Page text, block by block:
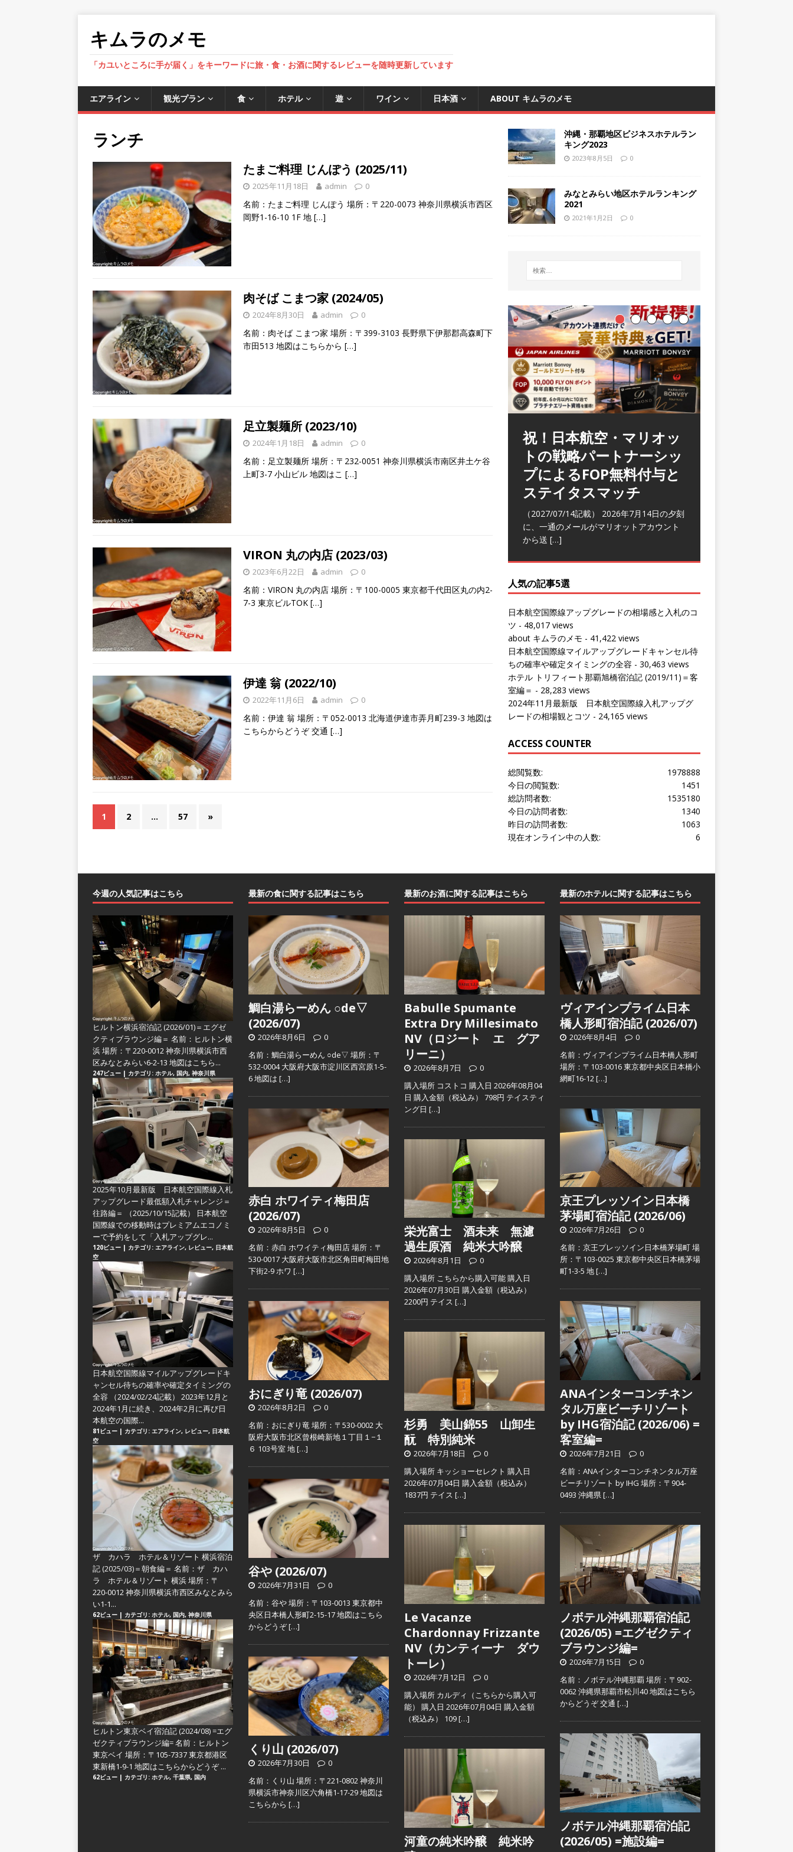
キムラのメモ
「カユいところに手が届く」をキーワードに旅・食・お酒に関するレビューを随時更新しています
エアライン 観光プラン 食 ホテル 遊 ワイン 日本酒 ABOUT キムラのメモ
ランチ
たまご料理 じんぽう (2025/11)
2025年11月18日 admin 0
名前：たまご料理 じんぽう 場所：〒220-0073 神奈川県横浜市西区
岡野1-16-10 1F 地 […]
肉そば こまつ家 (2024/05)
2024年8月30日 admin 0
名前：肉そば こまつ家 場所：〒399-3103 長野県下伊那郡高森町下
市田513 地図はこちらから […]
足立製麺所 (2023/10)
2024年1月18日 admin 0
名前：足立製麺所 場所：〒232-0051 神奈川県横浜市南区井土ケ谷
上町3-7 小山ビル 地図はこ […]
VIRON 丸の内店 (2023/03)
2023年6月22日 admin 0
名前：VIRON 丸の内店 場所：〒100-0005 東京都千代田区丸の内2-
7-3 東京ビルTOK […]
伊達 翁 (2022/10)
2022年11月6日 admin 0
名前：伊達 翁 場所：〒052-0013 北海道伊達市弄月町239-3 地図は
こちらからどうぞ 交通 […]
1 2 … 57 »
沖縄・那覇地区ビジネスホテルラン
キング2023
2023年8月5日 0
みなとみらい地区ホテルランキング
2021
2021年1月2日 0
祝！日本航空・マリオッ
トの戦略パートナーシッ
プによるFOP無料付与と
ステイタスマッチ
（2027/07/14記載） 2026年7月14日の夕刻
に、一通のメールがマリオットアカウント
から送 […]
人気の記事5選
日本航空国際線アップグレードの相場感と入札のコ
ツ - 48,017 views
about キムラのメモ - 41,422 views
日本航空国際線マイルアップグレードキャンセル待
ちの確率や確定タイミングの全容 - 30,463 views
ホテル トリフィート那覇旭橋宿泊記 (2019/11)＝客
室編＝ - 28,283 views
2024年11月最新版 日本航空国際線入札アップグ
レードの相場観とコツ - 24,165 views
ACCESS COUNTER
1978888
総閲覧数:
1451
今日の閲覧数:
1535180
総訪問者数:
1340
今日の訪問者数:
1063
昨日の訪問者数:
6
現在オンライン中の人数:
今週の人気記事はこちら
ヒルトン横浜宿泊記 (2026/01)＝エグゼ
クティブラウンジ編＝ 名前：ヒルトン横
浜 場所：〒220-0012 神奈川県横浜市西
区みなとみらい6-2-13 地図はこちら...
247ビュー | カテゴリ: ホテル, 国内, 神奈川県
2025年10月最新版 日本航空国際線入札
アップグレード最低額入札チャレンジ＝
往路編＝
（2025/10/15記載） 日本航空
国際線での移動時はプレミアムエコノミ
ーで予約をして「入札アップグレ...
120ビュー | カテゴリ: エアライン, レビュー, 日本航
空
日本航空国際線マイルアップグレードキ
ャンセル待ちの確率や確定タイミングの
全容
（2024/02/24記載） 2023年12月と
2024年1月に続き、2024年2月に再び日
本航空の国際...
81ビュー | カテゴリ: エアライン, レビュー, 日本航
空
ザ カハラ ホテル＆リゾート 横浜宿泊
記 (2025/03)＝朝食編＝ 名前：ザ カハ
ラ ホテル＆リゾート 横浜 場所：〒
220-0012 神奈川県横浜市西区みなとみら
い1-1...
62ビュー | カテゴリ: ホテル, 国内, 神奈川県
ヒルトン東京ベイ宿泊記 (2024/08) =エグ
ゼクティブラウンジ編=名前：ヒルトン
東京ベイ 場所：〒105-7337 東京都港区
東新橋1-9-1 地図はこちらからどうぞ ...
62ビュー | カテゴリ: ホテル, 千葉県, 国内
最新の食に関する記事はこちら
鯛白湯らーめん ○de▽
(2026/07)
2026年8月6日
0
名前：鯛白湯らーめん ○de▽ 場所：〒
532-0004 大阪府大阪市淀川区西宮原1-5-
6 地図は […]
赤白 ホワイティ梅田店
(2026/07)
2026年8月5日
0
名前：赤白 ホワイティ梅田店 場所：〒
530-0017 大阪府大阪市北区角田町梅田地
下街2-9 ホワ […]
おにぎり竜 (2026/07)
2026年8月2日
0
名前：おにぎり竜 場所：〒530-0002 大
阪府大阪市北区曾根崎新地１丁目１−１
６ 103号室 地[…]
谷や (2026/07)
2026年7月31日
0
名前：谷や 場所：〒103-0013 東京都中
央区日本橋人形町2-15-17 地図はこちら
からどうぞ[…]
くり山 (2026/07)
2026年7月30日
0
名前：くり山 場所：〒221-0802 神奈川
県横浜市神奈川区六角橋1-17-29 地図は
こちらから […]
最新のお酒に関する記事はこちら
Babulle Spumante
Extra Dry Millesimato
NV（ロジート エ グア
リーニ）
2026年8月7日
0
購入場所 コストコ 購入日 2026年08月04
日 購入金額（税込み） 798円 テイスティ
ング日 […]
栄光富士 酒未来 無濾
過生原酒 純米大吟醸
2026年8月1日
0
購入場所 こちらから購入可能 購入日
2026年07月30日 購入金額（税込み）
2200円 テイス […]
杉勇 美山錦55 山卸生
酛 特別純米
2026年7月18日
0
購入場所 キッショーセレクト 購入日
2026年07月04日 購入金額（税込み）
1837円 テイス […]
Le Vacanze
Chardonnay Frizzante
NV（カンティーナ ダウ
トーレ）
2026年7月12日
0
購入場所 カルディ（こちらから購入可
能） 購入日 2026年07月04日 購入金額
（税込み） 109[…]
河童の純米吟醸 純米吟
最新のホテルに関する記事はこちら
ヴィアインプライム日本
橋人形町宿泊記 (2026/07)
2026年8月4日
0
名前：ヴィアインプライム日本橋人形町
場所：〒103-0016 東京都中央区日本橋小
網町16-12[…]
京王プレッソイン日本橋
茅場町宿泊記 (2026/06)
2026年7月26日
0
名前：京王プレッソイン日本橋茅場町 場
所：〒103-0025 東京都中央区日本橋茅場
町1-3-5 地[…]
ANAインターコンチネン
タル万座ビーチリゾート
by IHG宿泊記 (2026/06) =
客室編=
2026年7月21日
0
名前：ANAインターコンチネンタル万座
ビーチリゾート by IHG 場所：〒904-
0493 沖縄県[…]
ノボテル沖縄那覇宿泊記
(2026/05) =エグゼクティ
ブラウンジ編=
2026年7月15日
0
名前：ノボテル沖縄那覇 場所：〒902-
0062 沖縄県那覇市松川40 地図はこちら
からどうぞ 交通 […]
ノボテル沖縄那覇宿泊記
(2026/05) =施設編=